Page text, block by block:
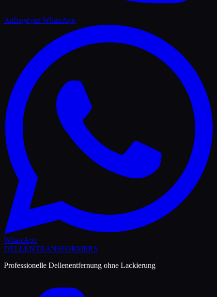
Anfrage per WhatsApp
WhatsApp
DELLENTRANSFORMERS
Professionelle Dellenentfernung ohne Lackierung